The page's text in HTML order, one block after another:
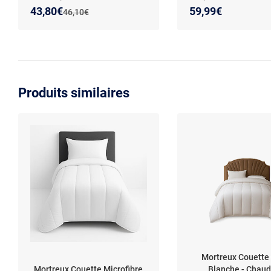
x 240 cm et 2 oreillers 60 x 60
Ancien prix :
46,10€
Nouveau prix :
43,80€
Réduction de :
oreillers inclus
59,99€
Produits similaires
Mortreux Couette Microfibre
Mortreux Couette
Blanche -